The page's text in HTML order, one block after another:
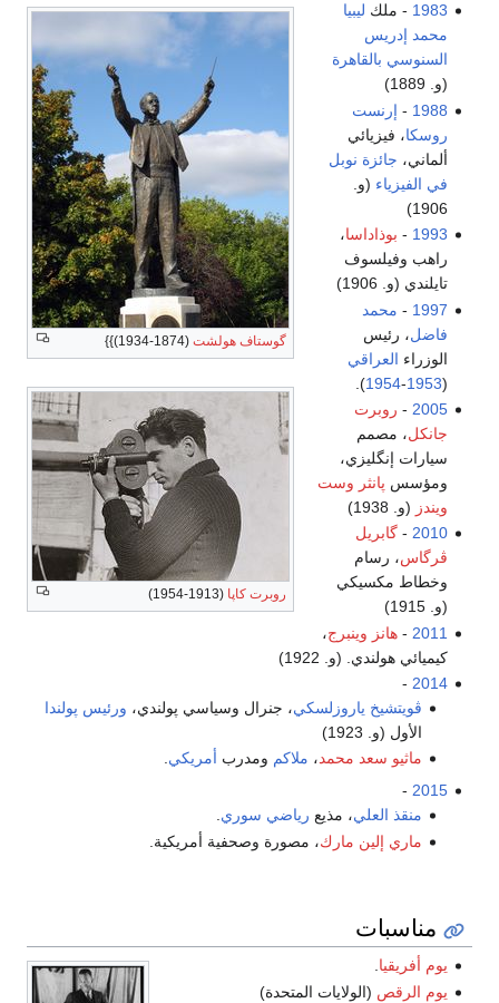
گوستاف هولشت (1874-1934)}}
روبرت كاپا (1913-1954)
1983 - ملك ليبيا
محمد إدريس
السنوسي بالقاهرة
(و. 1889)
1988
- إرنست
روسكا، فيزيائي
ألماني، جائزة نوبل
في الفيزياء (و.
1906)
1993
- بوذاداسا،
راهب وفيلسوف
تايلندي (و. 1906)
1997
- محمد
فاضل، رئيس
الوزراء العراقي
(
1953
-
1954
).
2005
- روبرت
جانكل، مصمم
سيارات إنگليزي،
ومؤسس پانثر وست
ويندز (و. 1938)
2010
-گابريل
ڤرگاس، رسام
وخطاط مكسيكي
(و. 1915)
2011
-هانز وينبرج،
كيميائي هولندي. (و. 1922)
2014
-
ڤويتشيخ ياروزلسكي، جنرال وسياسي پولندي، ورئيس پولندا
الأول (و. 1923)
ماثيو سعد محمد، ملاكم ومدرب أمريكي.
2015
-
منقذ العلي، مذيع رياضي سوري.
ماري إلين مارك، مصورة وصحفية أمريكية.
مناسبات
يوم أفريقيا.
يوم الرقص (الولايات المتحدة)